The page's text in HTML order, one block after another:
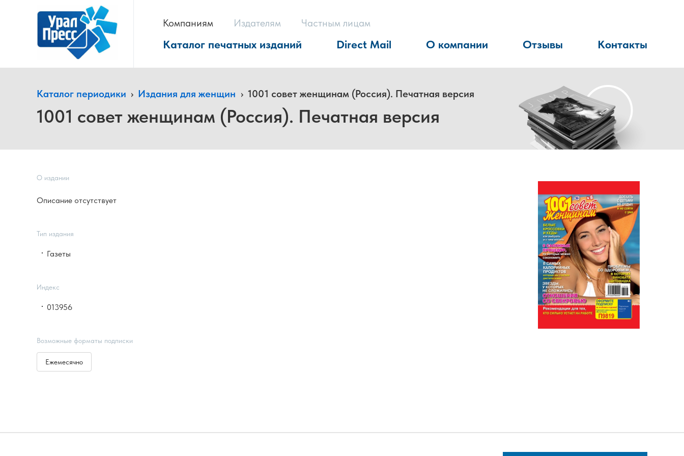
Компаниям Издателям Частным лицам
Каталог печатных изданий Direct Mail О компании Отзывы Контакты
Каталог периодики › Издания для женщин › 1001 совет женщинам (Россия). Печатная версия
1001 совет женщинам (Россия). Печатная версия
О издании
Описание отсутствует
Тип издания
Газеты
Индекс
013956
Возможные форматы подписки
Ежемесячно